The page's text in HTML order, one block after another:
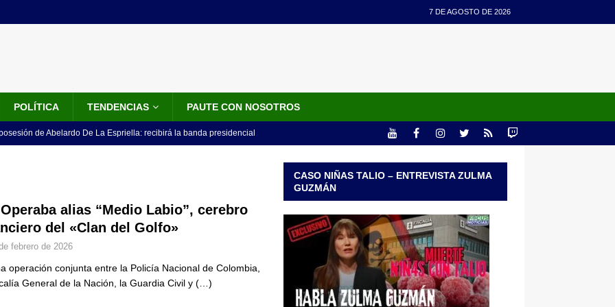
7 DE AGOSTO DE 2026
POLÍTICA TENDENCIAS PAUTE CON NOSOTROS
de Abelardo De La Espriella: recibirá la banda presidencial
no asistirá a la posesión de Abelardo de la Espriella y llama a
LO ÚLTIMO
de la banda presidencial que portará Abelardo De La
de un sastre colombiano reconocido en el mundo
Fiscalía amplía investigación por presunto lavado de activos y
alias “Medio Labio”, cerebro
del «Clan del Golfo»
febrero de 2026
operación conjunta entre la Policía Nacional de Colombia,
General de la Nación, la Guardia Civil y (…)
CASO NIÑAS TALIO – ENTREVISTA ZULMA
GUZMÁN